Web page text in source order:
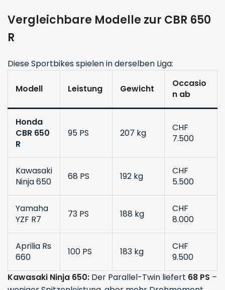
Vergleichbare Modelle zur CBR 650
R
Diese Sportbikes spielen in derselben Liga:
Modell Leistung Gewicht
Occasio
n ab
Honda
CBR 650
R
95 PS 207 kg
CHF
7.500
Kawasaki
Ninja 650
68 PS 192 kg
CHF
5.500
Yamaha
YZF R7
73 PS 188 kg
CHF
8.000
Aprilia Rs
660
100 PS 183 kg
CHF
9.500
Kawasaki Ninja 650: Der Parallel-Twin liefert 68 PS –